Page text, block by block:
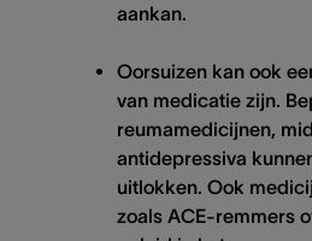
aankan.
Oorsuizen kan ook
van medicatie zijn.
reumamedicijnen,
antidepressiva
uitlokken. Ook
zoals ACE-remmers